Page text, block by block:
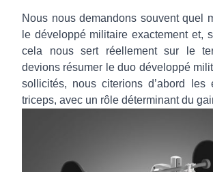
Nous nous demandons souvent quel
le développé militaire exactement et,
cela nous sert réellement sur le
devions résumer le duo développé
sollicités, nous citerions d’abord les
triceps, avec un rôle déterminant du